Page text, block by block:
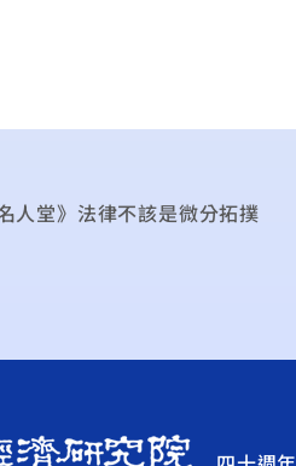
人堂》法律不該是微分拓撲